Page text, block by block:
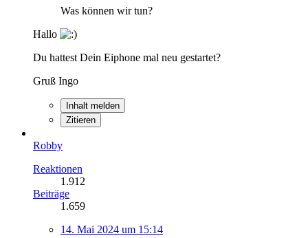
Was können wir tun?
Hallo
Du hattest Dein Eiphone mal neu gestartet?
Gruß Ingo
Inhalt melden
Zitieren
Robby
Reaktionen
1.912
Beiträge
1.659
14. Mai 2024 um 15:14